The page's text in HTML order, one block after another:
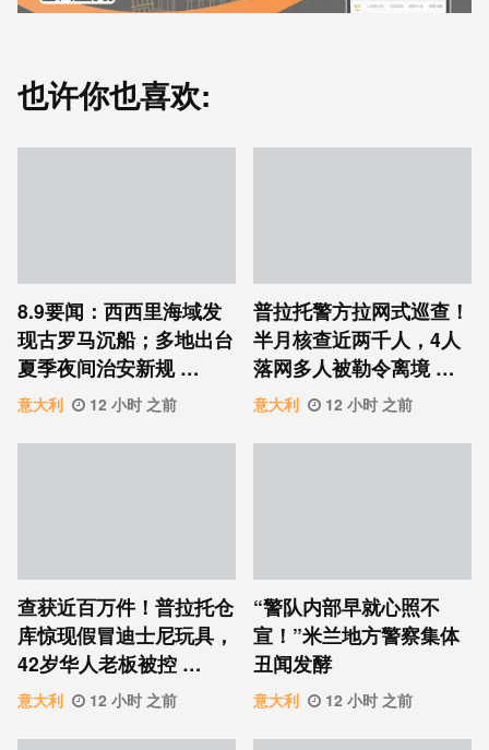
也许你也喜欢:
8.9要闻：西西里海域发
现古罗马沉船；多地出台
夏季夜间治安新规 …
意大利 12 小时 之前
普拉托警方拉网式巡查！
半月核查近两千人，4人
落网多人被勒令离境 …
意大利 12 小时 之前
查获近百万件！普拉托仓
库惊现假冒迪士尼玩具，
42岁华人老板被控 …
意大利 12 小时 之前
“警队内部早就心照不
宣！”米兰地方警察集体
丑闻发酵
意大利 12 小时 之前